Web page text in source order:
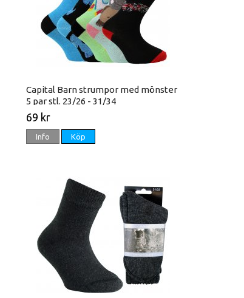
Capital Barn strumpor med mönster
5 par stl. 23/26 - 31/34
69 kr
Info Köp